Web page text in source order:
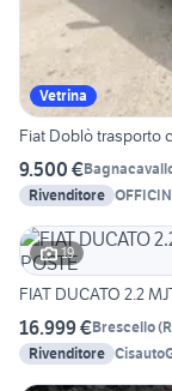
Vetrina
Fiat Doblò trasporto
9.500 €
Rivenditore
19
FIAT DUCATO 2.2
16.999 €Brescello(
Rivenditore